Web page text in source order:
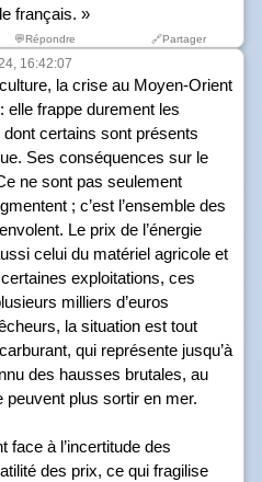
français. »
💬Répondre 🔗Partager
16:42:07
la crise au Moyen-Orient
elle frappe durement les
certains sont présents
Ses conséquences sur le
ne sont pas seulement
; c’est l’ensemble des
Le prix de l’énergie
celui du matériel agricole et
exploitations, ces
milliers d’euros
la situation est tout
qui représente jusqu’à
des hausses brutales, au
peuvent plus sortir en mer.
face à l’incertitude des
des prix, ce qui fragilise